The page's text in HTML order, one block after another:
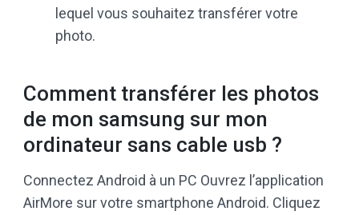
lequel vous souhaitez transférer votre
photo.
Comment transférer les photos
de mon samsung sur mon
ordinateur sans cable usb ?
Connectez Android à un PC Ouvrez l’application
AirMore sur votre smartphone Android. Cliquez